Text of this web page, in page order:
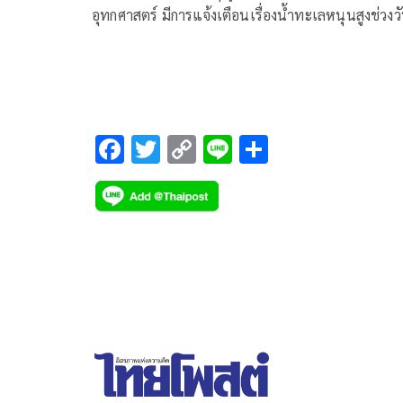
อุทกศาสตร์ มีการแจ้งเตือนเรื่องน้ำทะเลหนุนสูงช่วง
F
ac
e
T
wi
tt
C
o
p
Li